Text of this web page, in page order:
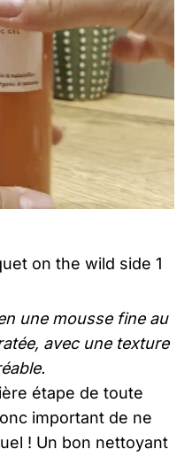
une mousse fine au
avec une texture
étape de toute
important de ne
! Un bon nettoyant